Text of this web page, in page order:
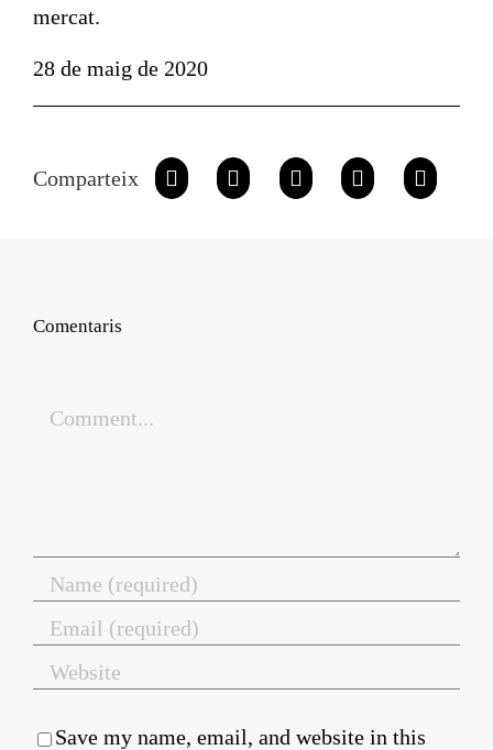
mercat.
28 de maig de 2020
Comparteix
Comentaris
Comment
Save my name, email, and website in this